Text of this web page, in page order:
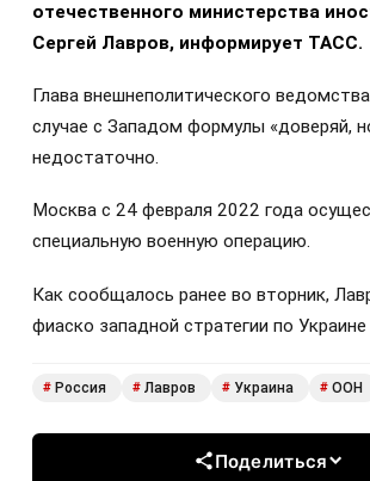
отечественного министерства
Сергей Лавров, информирует ТАСС.
Глава внешнеполитического
случае с Западом формулы «доверяй,
недостаточно.
Москва с 24 февраля 2022 года
специальную военную операцию.
Как сообщалось ранее во вторник,
фиаско западной стратегии по
# Россия # Лавров # Украина # ООН
Поделиться